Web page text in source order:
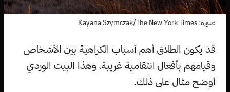
صورة: Kayana Szymczak/The New York Times
قد يكون الطلاق أهم أسباب الكراهية بين الأشخاص
وقيامهم بأفعال انتقامية غريبة، وهذا البيت الوردي
أوضح مثال على ذلك.